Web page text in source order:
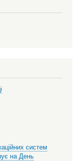
систем
на День